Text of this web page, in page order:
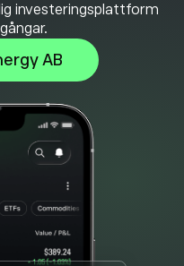
investeringsplattform
AB